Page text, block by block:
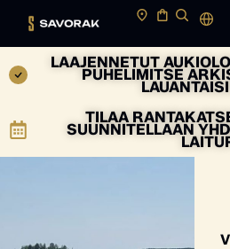
LAAJENNETUT
PUHELIMITSE
TILAA
SUUNNITELLAAN